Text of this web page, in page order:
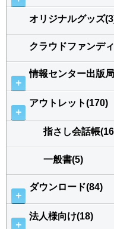
オリジナルグッズ
クラウドファンデ
＋
情報センター出版
＋
アウトレット(170)
指さし会話帳
一般書(5)
＋
ダウンロード(84)
＋
法人様向け(18)